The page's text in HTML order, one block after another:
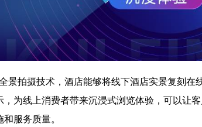
景拍摄技术，酒店能够将线下酒店实景复刻在
，为线上消费者带来沉浸式浏览体验，可以让
服务质量。